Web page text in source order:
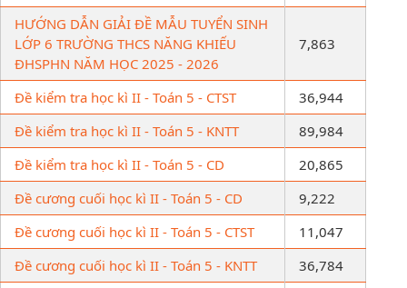
HƯỚNG DẪN GIẢI ĐỀ MẪU TUYỂN SINH
LỚP 6 TRƯỜNG THCS NĂNG KHIẾU
ĐHSPHN NĂM HỌC 2025 - 2026
7,863
Đề kiểm tra học kì II - Toán 5 - CTST
36,944
Đề kiểm tra học kì II - Toán 5 - KNTT
89,984
Đề kiểm tra học kì II - Toán 5 - CD
20,865
Đề cương cuối học kì II - Toán 5 - CD
9,222
Đề cương cuối học kì II - Toán 5 - CTST
11,047
Đề cương cuối học kì II - Toán 5 - KNTT
36,784